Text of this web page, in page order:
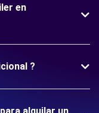
en
?